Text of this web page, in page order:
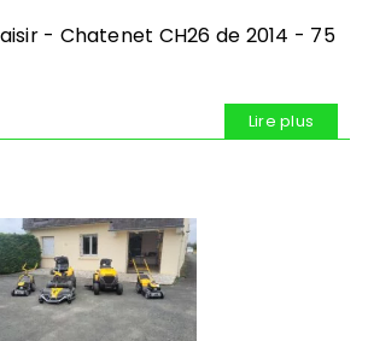
- Chatenet CH26 de 2014 - 75
Lire plus